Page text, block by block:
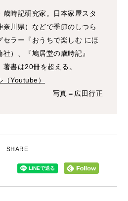
歳時記研究家。日本家屋スタ
奈川県）などで季節のしつら
セラー『おうちで楽しむ にほ
）、『鳩居堂の歳時記』
著書は20冊を超える。
Youtube）
写真＝広田行正
SHARE